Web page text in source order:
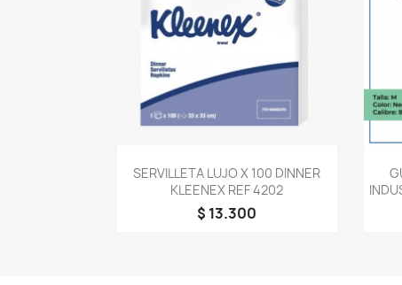
Vista rápida
SERVILLETA LUJO X 100 DINNER
KLEENEX REF 4202
$ 13.300